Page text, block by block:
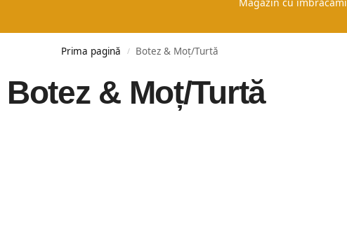
Prima pagină / Botez & Moț/Turtă
Botez & Moț/Turtă